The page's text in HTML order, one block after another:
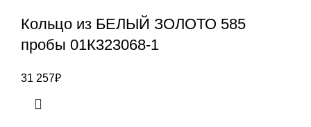
Кольцо из БЕЛЫЙ ЗОЛОТО 585
пробы 01К323068-1
31 257₽